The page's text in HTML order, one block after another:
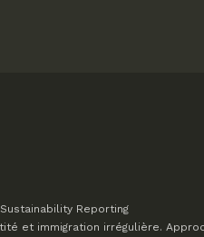
Reporting
et immigration irrégulière.